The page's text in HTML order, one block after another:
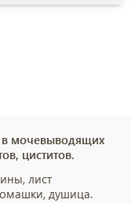
в мочевыводящих
циститов.
лист
душица.